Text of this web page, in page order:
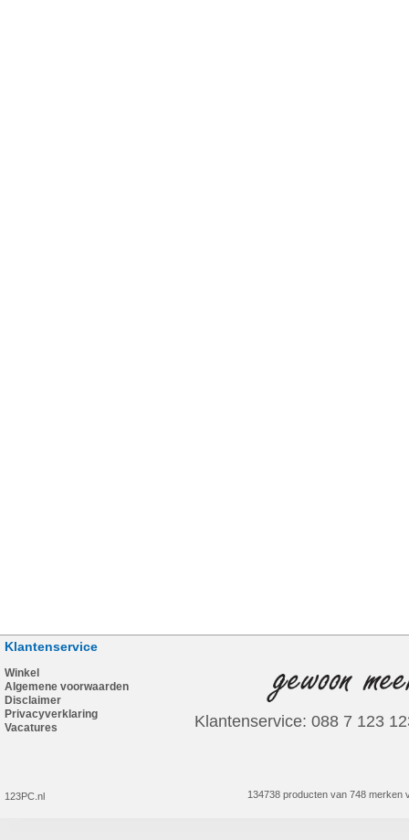
Klantenservice
Winkel
Algemene voorwaarden
Disclaimer
Privacyverklaring
Vacatures
123PC.nl
Klantenservice: 088 7 123
134738 producten van 748 merken